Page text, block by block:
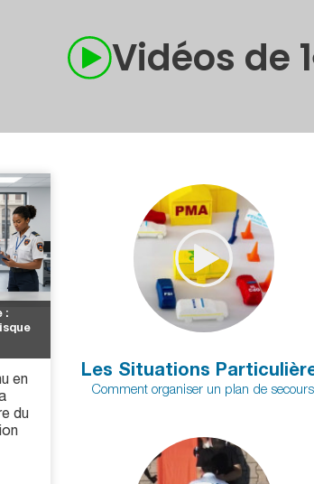
Vidéos de 1
:
en
du
Les Situations
Comment organiser un plan de